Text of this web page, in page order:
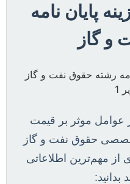
پایان نامه
و گاز
عوامل موثر بر قیمت
تخصصی حقوق نفت و گاز
مهم‌ترین اطلاعاتی
بدانید: